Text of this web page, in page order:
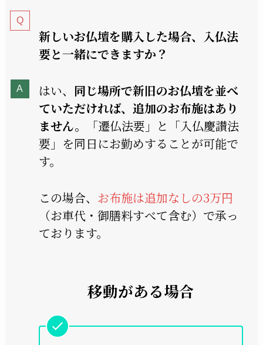
新しいお仏壇を購入した場合、入仏法
要と一緒にできますか？
はい、 同じ場所で新旧のお仏壇を並べ
ていただければ、追加のお布施はあり
ません。
「遷仏法要」と「入仏慶讃法
要」を同日にお勤めすることが可能で
す。
この場合、 お布施は追加なしの3万円
（お車代・御膳料すべて含む）で承っ
ております。
移動がある場合